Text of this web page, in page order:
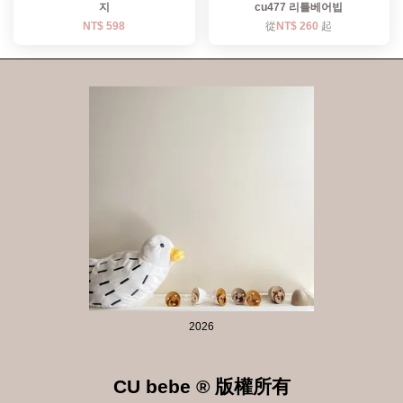
지
NT$ 598
cu477 리틀베어빕
從 NT$ 260 起
2026
CU bebe ® 版權所有